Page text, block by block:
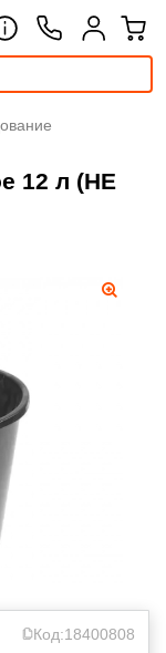
12 л (НЕ
Код:18400808